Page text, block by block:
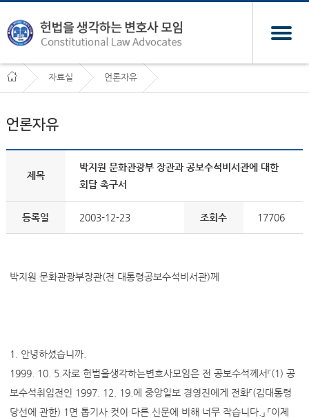
자료실 언론자유
언론자유
제목
박지원 문화관광부 장관과 공보수석비서관에 대한
회답 촉구서
등록일 2003-12-23 조회수 17706
박지원 문화관광부장관(전 대통령공보수석비서관)께
1. 안녕하셨습니까.
1999. 10. 5.자로 헌법을생각하는변호사모임은 전 공보수석께서『(1) 공
보수석취임전인 1997. 12. 19.에 중앙일보 경영진에게 전화「(김대통령
당선에 관한) 1면 톱기사 컷이 다른 신문에 비해 너무 작습니다.」 「이제